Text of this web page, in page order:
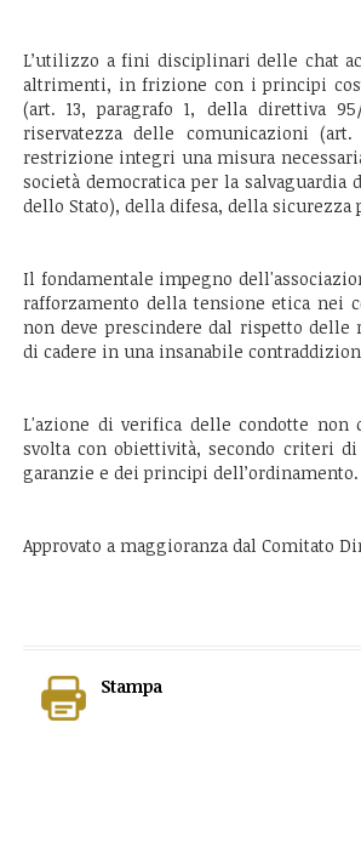
L’utilizzo a fini disciplinari delle chat
altrimenti, in frizione con i principi
(art. 13, paragrafo 1, della direttiva
riservatezza delle comunicazioni
restrizione integri una misura
società democratica per la
dello Stato), della difesa, della sicurezza
Il fondamentale impegno
rafforzamento della tensione etica
non deve prescindere dal rispetto
di cadere in una insanabile
L'azione di verifica delle condotte non
svolta con obiettività, secondo criteri
garanzie e dei principi dell’ordinamento.
Approvato a maggioranza dal Comitato
Stampa